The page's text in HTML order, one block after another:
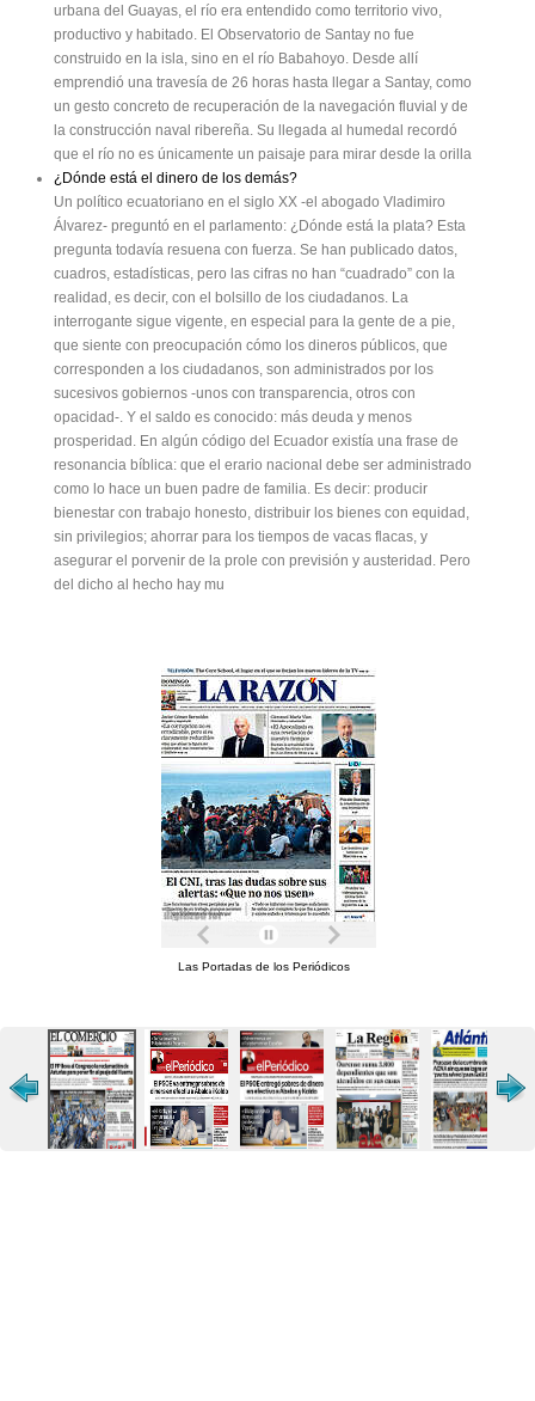
urbana del Guayas, el río era entendido como territorio vivo,
productivo y habitado. El Observatorio de Santay no fue
construido en la isla, sino en el río Babahoyo. Desde allí
emprendió una travesía de 26 horas hasta llegar a Santay, como
un gesto concreto de recuperación de la navegación fluvial y de
la construcción naval ribereña. Su llegada al humedal recordó
que el río no es únicamente un paisaje para mirar desde la orilla
¿Dónde está el dinero de los demás?
Un político ecuatoriano en el siglo XX -el abogado Vladimiro
Álvarez- preguntó en el parlamento: ¿Dónde está la plata? Esta
pregunta todavía resuena con fuerza. Se han publicado datos,
cuadros, estadísticas, pero las cifras no han “cuadrado” con la
realidad, es decir, con el bolsillo de los ciudadanos. La
interrogante sigue vigente, en especial para la gente de a pie,
que siente con preocupación cómo los dineros públicos, que
corresponden a los ciudadanos, son administrados por los
sucesivos gobiernos -unos con transparencia, otros con
opacidad-. Y el saldo es conocido: más deuda y menos
prosperidad. En algún código del Ecuador existía una frase de
resonancia bíblica: que el erario nacional debe ser administrado
como lo hace un buen padre de familia. Es decir: producir
bienestar con trabajo honesto, distribuir los bienes con equidad,
sin privilegios; ahorrar para los tiempos de vacas flacas, y
asegurar el porvenir de la prole con previsión y austeridad. Pero
del dicho al hecho hay mu
Las Portadas de los Periódicos